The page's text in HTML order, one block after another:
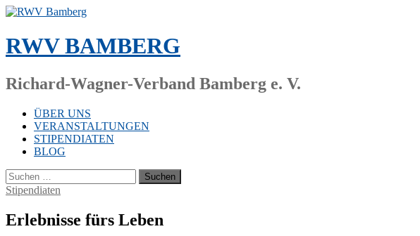
Zum
springen
RWV BAMBERG
Richard-Wagner-Verband Bamberg e. V.
ÜBER UNS
VERANSTALTUNGEN
STIPENDIATEN
BLOG
Suchen
nach:
Stipendiaten
Erlebnisse fürs Leben